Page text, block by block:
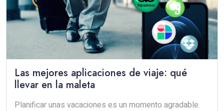
Las mejores aplicaciones de viaje: qué
llevar en la maleta
Planificar unas vacaciones es un momento agradable.